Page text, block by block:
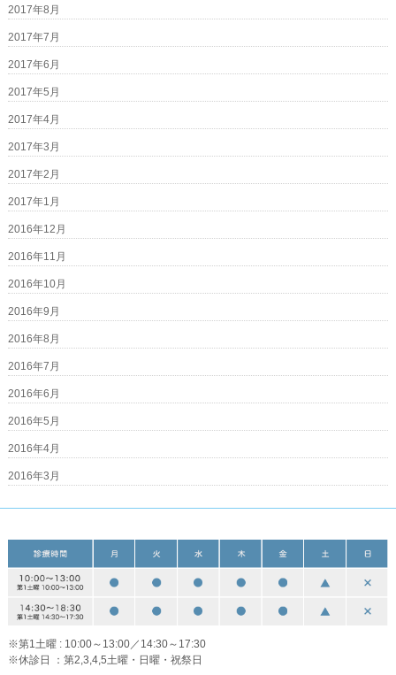
2017年8月
2017年7月
2017年6月
2017年5月
2017年4月
2017年3月
2017年2月
2017年1月
2016年12月
2016年11月
2016年10月
2016年9月
2016年8月
2016年7月
2016年6月
2016年5月
2016年4月
2016年3月
※第1土曜 : 10:00～13:00／14:30～17:30
※休診日 ：第2,3,4,5土曜・日曜・祝祭日